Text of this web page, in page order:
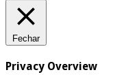
Fechar
Privacy Overview